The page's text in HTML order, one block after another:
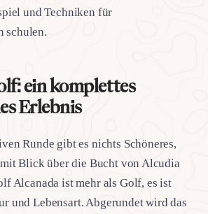
und Techniken für
schulen.
ein komplettes
Erlebnis
Runde gibt es nichts Schöneres,
Blick über die Bucht von Alcudia
Alcanada ist mehr als Golf, es ist
und Lebensart. Abgerundet wird das